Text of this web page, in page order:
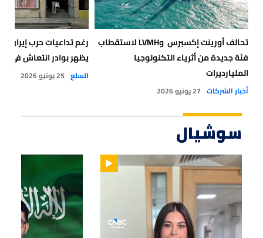
تحالف أورينت إكسبرس وLVMH لاستقطاب
فئة جديدة من أثرياء التكنولوجيا
المليارديرات
أخبار الشركات 27 يونيو 2026
رغم تداعيات حرب
يظهر بوادر انتعاش في
السلع 25 يونيو 2026
سوشيال